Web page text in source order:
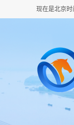
现在是北京时